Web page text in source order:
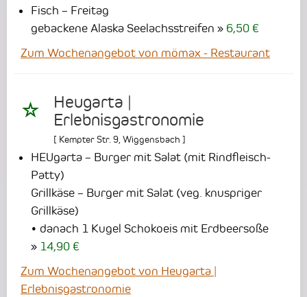
Fisch – Freitag
gebackene Alaska Seelachsstreifen
6,50 €
Zum Wochenangebot von mömax - Restaurant
Heugarta |
Erlebnisgastronomie
[ Kempter Str. 9 Wiggensbach ]
HEUgarta – Burger mit Salat (mit Rindfleisch-
Patty)
Grillkäse – Burger mit Salat (veg. knuspriger
Grillkäse)
• danach 1 Kugel Schokoeis mit Erdbeersoße
14,90 €
Zum Wochenangebot von Heugarta |
Erlebnisgastronomie